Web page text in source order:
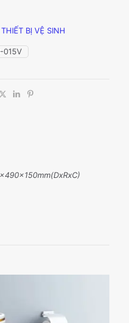
015V
THIẾT BỊ VỆ SINH